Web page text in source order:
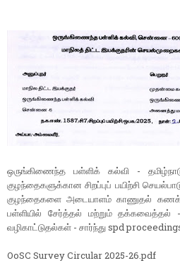
ஒருங்கிணைந்த பள்ளிக் கல்வி -
குழந்தைகளுக்கான சிறப்புப் பயிற்சி
குழந்தைகளை அடையாளம் காணுதல்
பள்ளியில் சேர்த்தல் மற்றும்
வழிகாட்டுதல்கள் - சார்ந்து spd
OoSC Survey Circular 2025-26.pdf